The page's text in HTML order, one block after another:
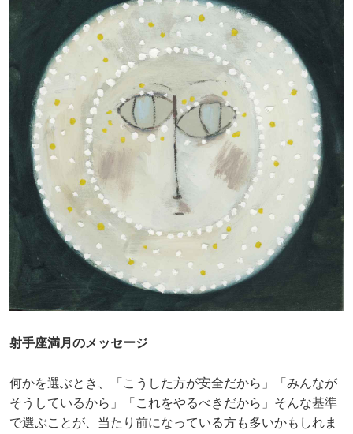
射手座満月のメッセージ
何かを選ぶとき、「こうした方が安全だから」「みんなが
そうしているから」「これをやるべきだから」そんな基準
で選ぶことが、当たり前になっている方も多いかもしれま